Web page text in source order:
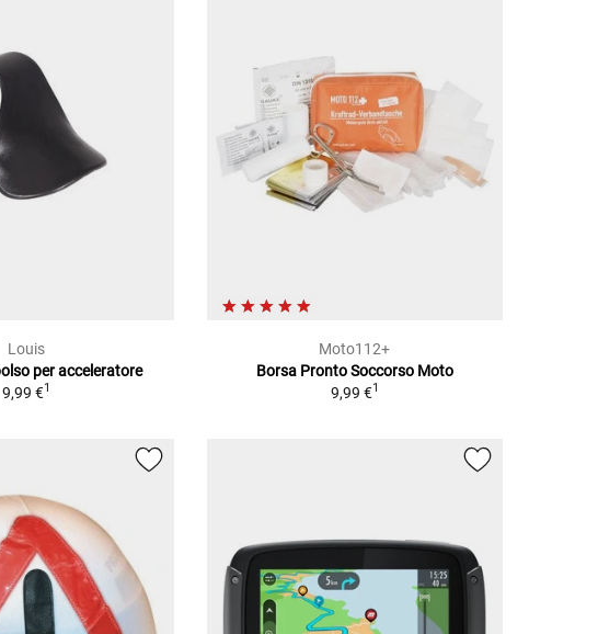
Louis
per acceleratore
9,99 €1
Moto112+
Borsa Pronto Soccorso Moto
9,99 €1